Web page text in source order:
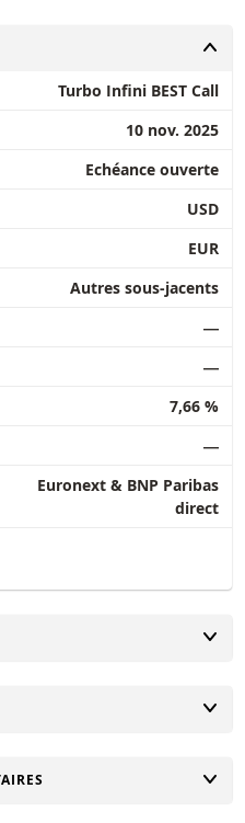
Turbo Infini BEST Call
10 nov. 2025
Echéance ouverte
USD
EUR
Autres sous-jacents
―
―
7,66 %
―
Euronext & BNP Paribas
direct